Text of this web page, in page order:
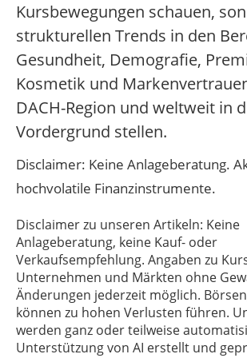
Kursbewegungen schauen,
strukturellen Trends in den
Gesundheit, Demografie,
Kosmetik und
DACH-Region und weltweit in
Vordergrund stellen.
Disclaimer: Keine Anlageberatung.
hochvolatile Finanzinstrumente.
Disclaimer zu unseren Artikeln: Keine
Anlageberatung, keine Kauf- oder
Verkaufsempfehlung. Angaben zu
Unternehmen und Märkten ohne
Änderungen jederzeit möglich.
können zu hohen Verlusten führen.
werden ganz oder teilweise
Unterstützung von AI erstellt und